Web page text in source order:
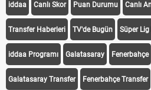
iddaa Canlı Skor Puan Durumu Canlı
Transfer Haberleri TV'de Bugün Süper
iddaa Programı Galatasaray Fenerbahçe
Galatasaray Transfer Fenerbahçe Transfer